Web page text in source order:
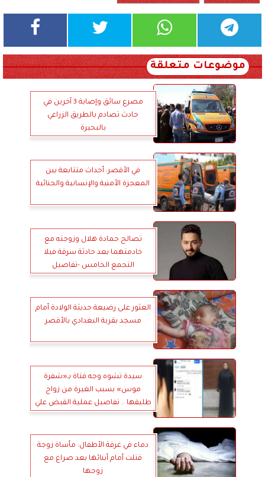
موضوعات متعلقة
مصرع سائق وإصابة 3 آخرين في
حادث تصادم بالطريق الزراعي
بالبحيرة
في الأقصر: أحداث متتابعة بين
المعجزة الأمنية والإنسانية والجنائية
تصالح حمادة هلال وزوجته مع
خادمتهما بعد حادثة سرقة فيلا
التجمع الخامس -تفاصيل
العثور على رضيعة حديثة الولادة أمام
مسجد بقرية البغدادي بالأقصر
سيدة تشوه وجه فتاة بـ«شفرة
موس» بسبب الغيرة من زواج
طليقها .. تفاصيل عملية القبض علي
دماء في غرفة الأطفال: مأساة زوجة
قتلت أمام أبنائها بعد صراع مع
زوجها